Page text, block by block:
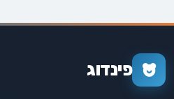
פינדוג